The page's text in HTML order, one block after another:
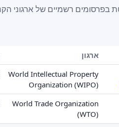
ארגון
World Intellectual Property
Organization (WIPO)
World Trade Organization
(WTO)